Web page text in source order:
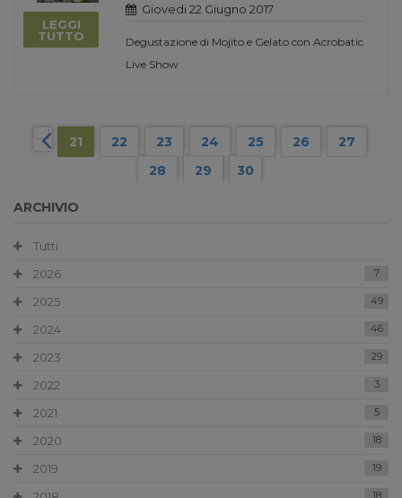
LEGGI
TUTTO
Giovedi 22 Giugno 2017
Degustazione di Mojito e Gelato con Acrobatic
Live Show
21 22 23 24 25 26
27
28
29 30
ARCHIVIO
Tutti
2026
7
2025 49
2024 46
2023 29
2022 3
2021 5
2020 18
2019 19
18